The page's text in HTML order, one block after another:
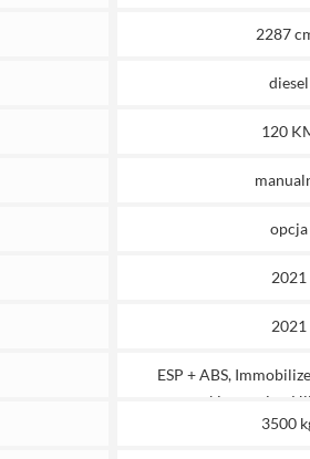
2287
diesel
120
opcja
2021
2021
ESP + ABS,
kierownicy,
3500